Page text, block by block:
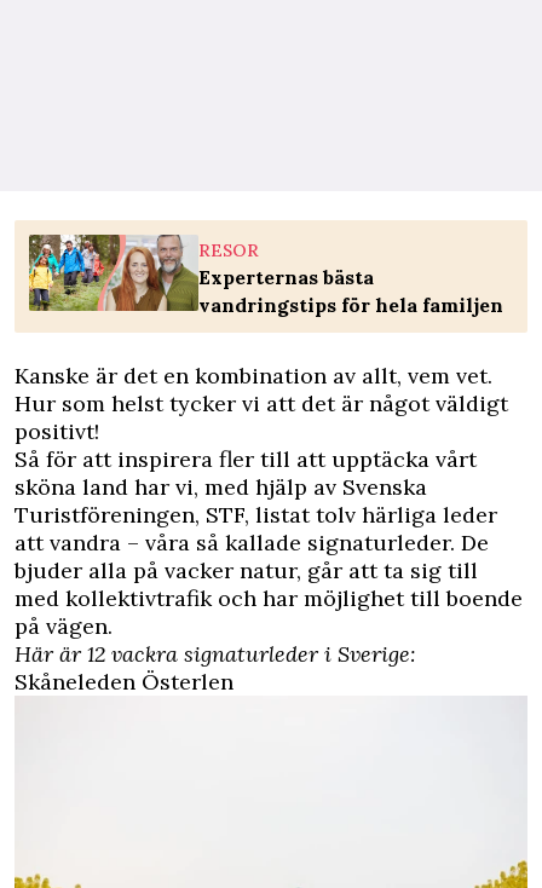
RESOR
Experternas bästa
vandringstips för hela familjen
Kanske är det en kombination av allt, vem vet.
Hur som helst tycker vi att det är något väldigt
positivt!
Så för att inspirera fler till att upptäcka vårt
sköna land har vi, med hjälp av Svenska
Turistföreningen, STF, listat tolv härliga leder
att vandra – våra så kallade signaturleder. De
bjuder alla på vacker natur, går att ta sig till
med kollektivtrafik och har möjlighet till boende
på vägen.
Här är 12 vackra signaturleder i Sverige:
Skåneleden Österlen